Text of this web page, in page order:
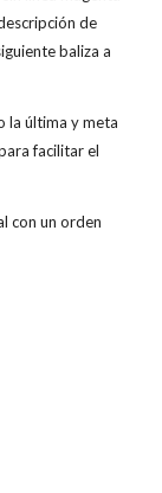
de
baliza a
la última y meta
facilitar el
con un orden